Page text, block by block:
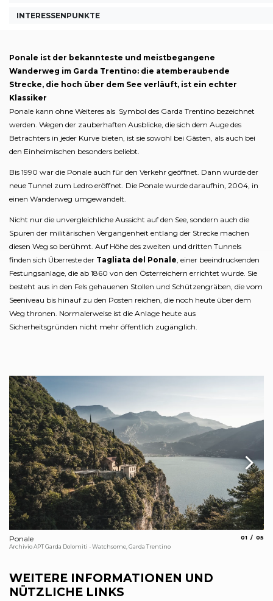
INTERESSENPUNKTE
Ponale ist der bekannteste und meistbegangene
Wanderweg im Garda Trentino: die atemberaubende
Strecke, die hoch über dem See verläuft, ist ein echter
Klassiker
Ponale kann ohne Weiteres als Symbol des Garda Trentino bezeichnet
werden. Wegen der zauberhaften Ausblicke, die sich dem Auge des
Betrachters in jeder Kurve bieten, ist sie sowohl bei Gästen, als auch bei
den Einheimischen besonders beliebt.
Bis 1990 war die Ponale auch für den Verkehr geöffnet. Dann wurde der
neue Tunnel zum Ledro eröffnet. Die Ponale wurde daraufhin, 2004, in
einen Wanderweg umgewandelt.
Nicht nur die unvergleichliche Aussicht auf den See, sondern auch die
Spuren der militärischen Vergangenheit entlang der Strecke machen
diesen Weg so berühmt. Auf Höhe des zweiten und dritten Tunnels
finden sich Überreste der Tagliata del Ponale , einer beeindruckenden
Festungsanlage, die ab 1860 von den Österreichern errichtet wurde. Sie
besteht aus in den Fels gehauenen Stollen und Schützengräben, die vom
Seeniveau bis hinauf zu den Posten reichen, die noch heute über dem
Weg thronen. Normalerweise ist die Anlage heute aus
Sicherheitsgründen nicht mehr öffentlich zugänglich.
Ponale
Archivio APT Garda Dolomiti - Watchsome, Garda Trentino
01 05
WEITERE INFORMATIONEN UND
NÜTZLICHE LINKS